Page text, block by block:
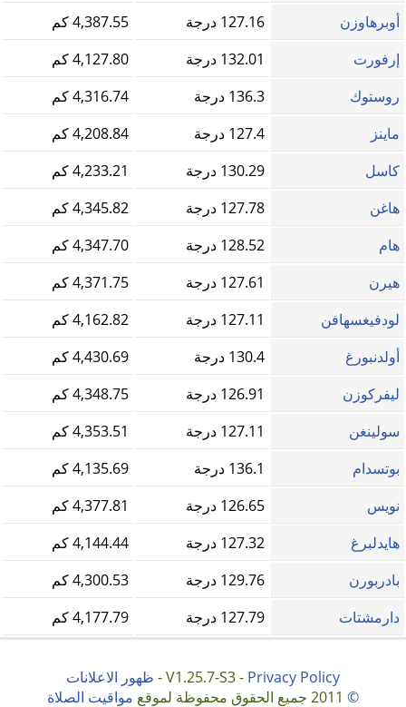
أوبرهاوزن
127.16 درجة
4,387.55 كم
إرفورت
132.01 درجة
4,127.80 كم
روستوك
136.3 درجة
4,316.74 كم
ماينز
127.4 درجة
4,208.84 كم
كاسل
130.29 درجة
4,233.21 كم
هاغن
127.78 درجة
4,345.82 كم
هام
128.52 درجة
4,347.70 كم
هيرن
127.61 درجة
4,371.75 كم
لودفيغسهافن
127.11 درجة
4,162.82 كم
أولدنبورغ
130.4 درجة
4,430.69 كم
ليفركوزن
126.91 درجة
4,348.75 كم
سولينغن
127.11 درجة
4,353.51 كم
بوتسدام
136.1 درجة
4,135.69 كم
نويس
126.65 درجة
4,377.81 كم
هايدلبرغ
127.32 درجة
4,144.44 كم
بادربورن
129.76 درجة
4,300.53 كم
دارمشتات
127.79 درجة 4,177.79 كم
V1.25.7-S3 - Privacy Policy
- ظهور الاعلانات
©
مواقيت الصلاة